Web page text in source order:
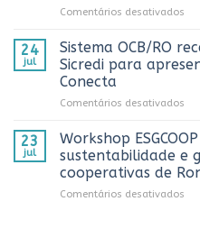
de
no
Comentários desativados
24
jul
Sistema OCB/RO
Sicredi para
Conecta
Comentários desativados
do
23
jul
Workshop
sustentabilidade e
cooperativas de
Comentários desativados